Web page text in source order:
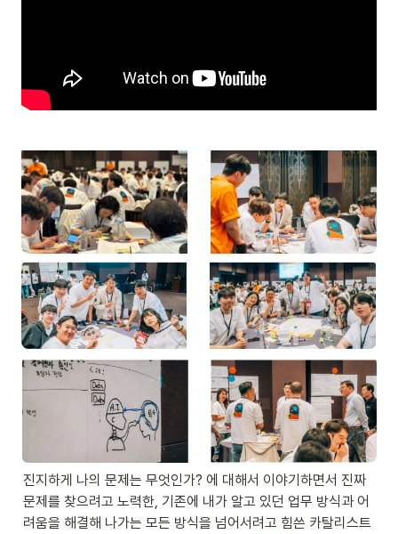
진지하게 나의 문제는 무엇인가? 에 대해서 이야기하면서 진짜
문제를 찾으려고 노력한, 기존에 내가 알고 있던 업무 방식과 어
려움을 해결해 나가는 모든 방식을 넘어서려고 힘쓴 카탈리스트